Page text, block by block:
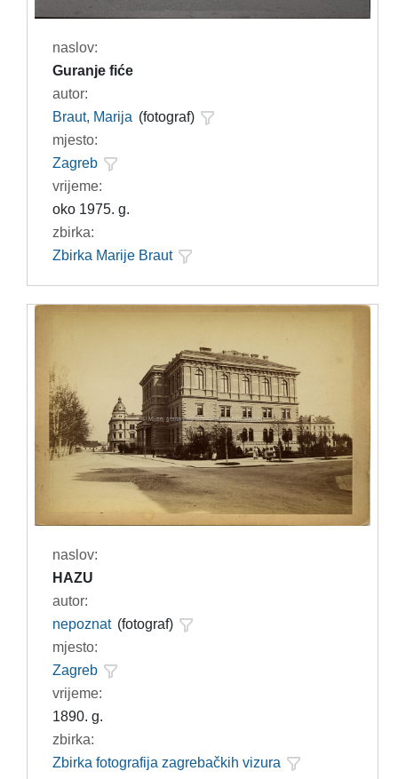
naslov:
Guranje fiće
autor:
Braut, Marija (fotograf)
mjesto:
Zagreb
vrijeme:
oko 1975. g.
zbirka:
Zbirka Marije Braut
naslov:
HAZU
autor:
nepoznat (fotograf)
mjesto:
Zagreb
vrijeme:
1890. g.
zbirka:
Zbirka fotografija zagrebačkih vizura